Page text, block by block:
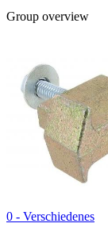
Group overview
0 - Verschiedenes